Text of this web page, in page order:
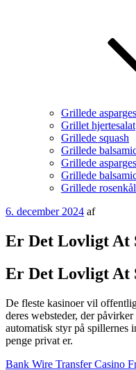
Grillede asparges
Grillet hjertesalat
Grillede squash
Grillede
Grillede
Grillede
Grillede
Udgivet
6. december 2024 af
Er Det Lovligt At
Er Det Lovligt At
De fleste kasinoer vil
deres websteder, der
automatisk styr på spillernes
penge privat er.
Bank Wire Transfer Casino